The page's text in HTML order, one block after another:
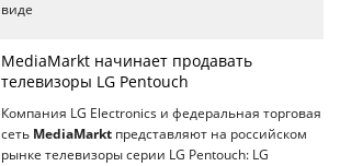
виде
MediaMarkt начинает продавать
телевизоры LG Pentouch
Компания LG Electronics и федеральная торговая
сеть MediaMarkt представляют на российском
рынке телевизоры серии LG Pentouch: LG